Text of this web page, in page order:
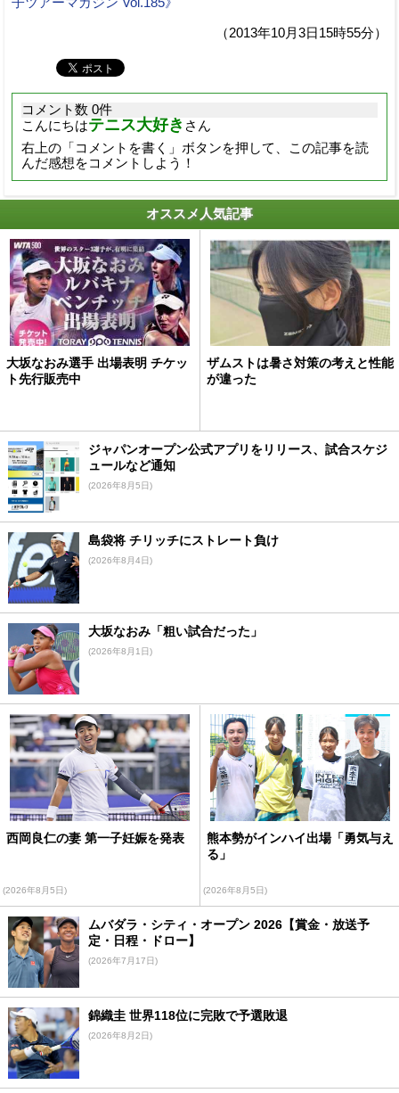
（2013年10月3日15時55分）
コメント数 0件
こんにちはテニス大好き さん
右上の「コメントを書く」ボタンを押して、この記事を読
んだ感想をコメントしよう！
オススメ人気記事
大坂なおみ選手 出場表明 チケッ
ト先行販売中
ザムストは暑さ対策の考えと性能
が違った
ジャパンオープン公式アプリをリリース、試合スケジ
ュールなど通知
(2026年8月5日)
島袋将 チリッチにストレート負け
(2026年8月4日)
大坂なおみ「粗い試合だった」
(2026年8月1日)
西岡良仁の妻 第一子妊娠を発表
(2026年8月5日)
熊本勢がインハイ出場「勇気与え
る」
(2026年8月5日)
ムバダラ・シティ・オープン 2026【賞金・放送予
定・日程・ドロー】
(2026年7月17日)
錦織圭 世界118位に完敗で予選敗退
(2026年8月2日)